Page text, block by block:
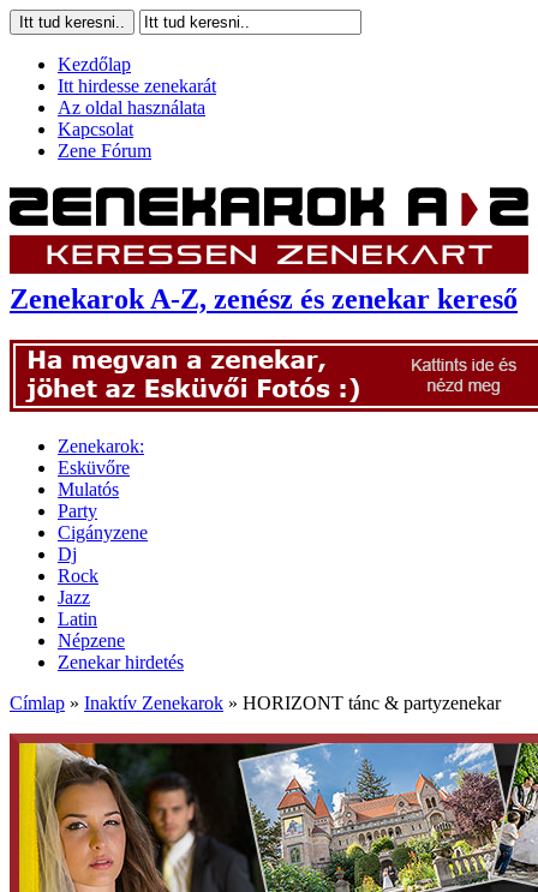
Kezdőlap
Itt hirdesse zenekarát
Az oldal használata
Kapcsolat
Zene Fórum
Zenekarok A-Z, zenész és zenekar kereső
Zenekarok:
Esküvőre
Mulatós
Party
Cigányzene
Dj
Rock
Jazz
Latin
Népzene
Zenekar hirdetés
Címlap » Inaktív Zenekarok » HORIZONT tánc & partyzenekar